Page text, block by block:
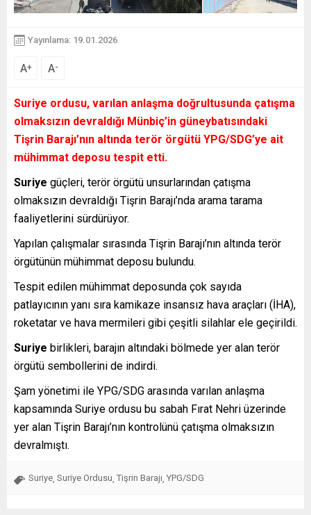
Yayınlama: 19.01.2026
A+ A-
Suriye ordusu, varılan anlaşma doğrultusunda çatışma
olmaksızın devraldığı Münbiç’in güneybatısındaki
Tişrin Barajı’nın altında terör örgütü YPG/SDG’ye ait
mühimmat deposu tespit etti.
Suriye güçleri, terör örgütü unsurlarından çatışma
olmaksızın devraldığı Tişrin Barajı’nda arama tarama
faaliyetlerini sürdürüyor.
Yapılan çalışmalar sırasında Tişrin Barajı’nın altında terör
örgütünün mühimmat deposu bulundu.
Tespit edilen mühimmat deposunda çok sayıda
patlayıcının yanı sıra kamikaze insansız hava araçları (İHA),
roketatar ve hava mermileri gibi çeşitli silahlar ele geçirildi.
Suriye birlikleri, barajın altındaki bölmede yer alan terör
örgütü sembollerini de indirdi.
Şam yönetimi ile YPG/SDG arasında varılan anlaşma
kapsamında Suriye ordusu bu sabah Fırat Nehri üzerinde
yer alan Tişrin Barajı’nın kontrolünü çatışma olmaksızın
devralmıştı.
Suriye Suriye Ordusu Tişrin Barajı YPG/SDG